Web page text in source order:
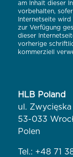
am Inhalt dieser
vorbehalten,
Internetseite
zur Verfügung
dieser
vorherige
kommerziell
HLB Poland
ul.
53-033
Polen
Tel.: +48 71